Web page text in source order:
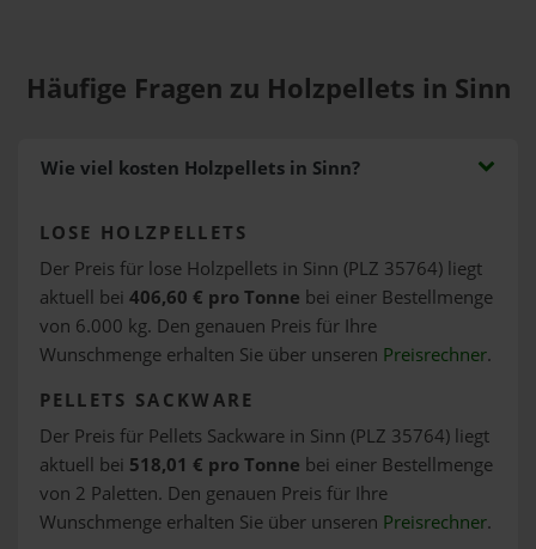
Häufige Fragen zu Holzpellets in Sinn
Wie viel kosten Holzpellets in Sinn?
LOSE HOLZPELLETS
Der Preis für lose Holzpellets in Sinn (PLZ 35764) liegt
aktuell bei 406,60 € pro Tonne bei einer Bestellmenge
von 6.000 kg. Den genauen Preis für Ihre
Wunschmenge erhalten Sie über unseren Preisrechner.
PELLETS SACKWARE
Der Preis für Pellets Sackware in Sinn (PLZ 35764) liegt
aktuell bei 518,01 € pro Tonne bei einer Bestellmenge
von 2 Paletten. Den genauen Preis für Ihre
Wunschmenge erhalten Sie über unseren Preisrechner.